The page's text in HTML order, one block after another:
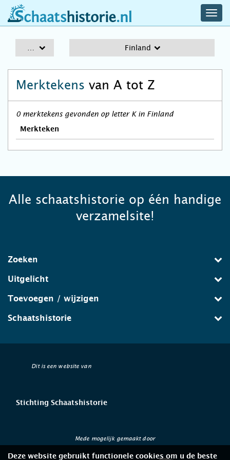
schaatshistorie.nl
Finland
Merktekens van A tot Z
0 merktekens gevonden op letter K in Finland
Merkteken
Alle schaatshistorie op één handige
verzamelsite!
Zoeken
Uitgelicht
Toevoegen / wijzigen
Schaatshistorie
Dit is een website van
Stichting Schaatshistorie
Mede mogelijk gemaakt door
Deze website gebruikt functionele cookies om u de beste